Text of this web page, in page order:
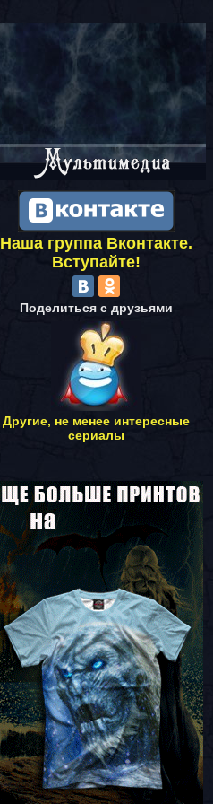
Наша группа Вконтакте.
Вступайте!
Поделиться с друзьями
Другие, не менее интересные
сериалы